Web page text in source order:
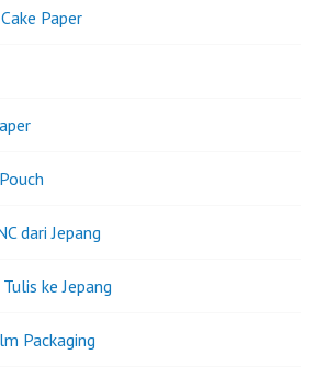
Paper
dari Jepang
ke Jepang
Packaging